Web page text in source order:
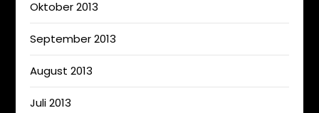
Oktober 2013
September 2013
August 2013
Juli 2013